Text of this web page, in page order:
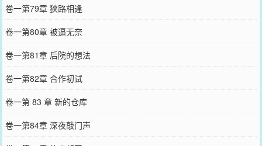
卷一第79章 狭路相逢
卷一第80章 被逼无奈
卷一第81章 后院的想法
卷一第82章 合作初试
卷一第 83 章 新的仓库
卷一第84章 深夜敲门声